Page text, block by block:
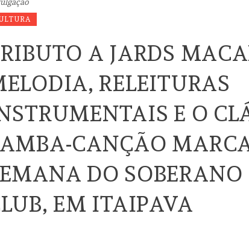
A JARDS
RELEITURAS
E O
CANÇÃO
DO SOBERANO
EM ITAIPAVA